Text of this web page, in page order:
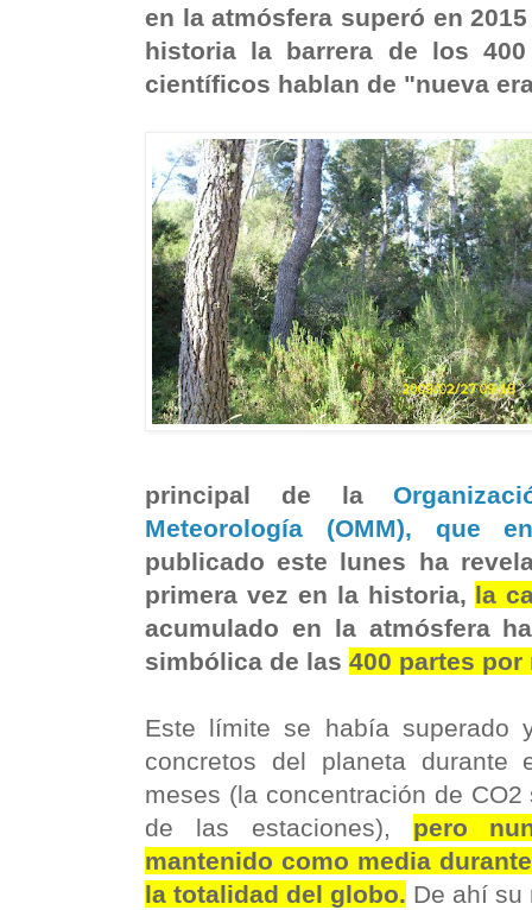
en la atmósfera superó en
historia la barrera de los
científicos hablan de "nueva
principal de la
Meteorología (OMM), que
publicado este lunes ha
primera vez en la historia, la
acumulado en la atmósfera
simbólica de las 400 partes por
Este límite se había superado
concretos del planeta durante
meses (la concentración de
de las estaciones),
pero
mantenido como media
la totalidad del globo. De ahí su